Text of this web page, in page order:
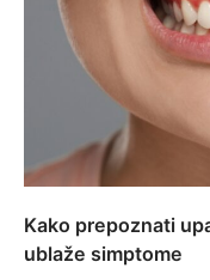
Kako prepoznati
ublaže simptome